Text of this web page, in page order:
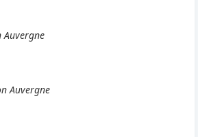
Auvergne
Auvergne